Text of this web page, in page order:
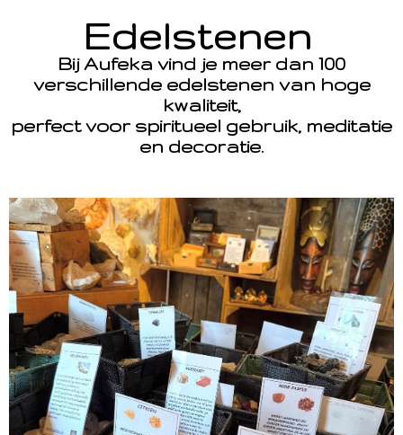
Edelstenen
Bij Aufeka vind je meer dan 100
verschillende edelstenen van hoge
kwaliteit,
perfect voor spiritueel gebruik, meditatie
en decoratie.